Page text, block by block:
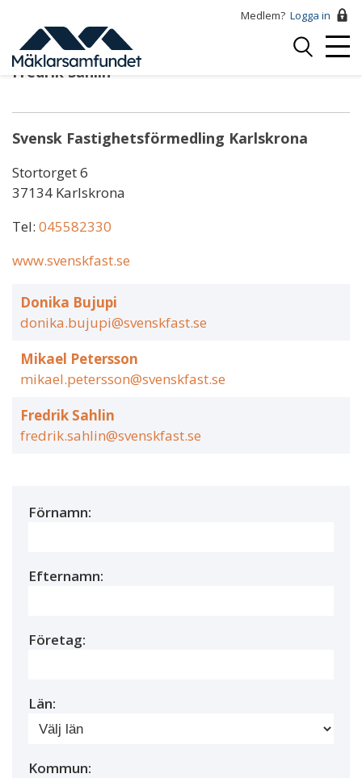
huvudinnehåll
Medlem? Logga in
Logga
Fredrik Sahlin
Svensk Fastighetsförmedling Karlskrona
Stortorget 6
37134 Karlskrona
Tel: 045582330
www.svenskfast.se
Donika Bujupi
donika.bujupi@svenskfast.se
Mikael Petersson
mikael.petersson@svenskfast.se
Fredrik Sahlin
fredrik.sahlin@svenskfast.se
Förnamn:
Efternamn:
Företag:
Län:
Kommun: